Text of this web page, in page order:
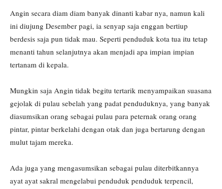
Angin secara diam diam banyak dinanti kabar nya, namun kali
ini diujung Desember pagi, ia senyap saja enggan bertiup
berdesis saja pun tidak mau. Seperti penduduk kota tua itu tetap
menanti tahun selanjutnya akan menjadi apa impian impian
tertanam di kepala.
Mungkin saja Angin tidak begitu tertarik menyampaikan suasana
gejolak di pulau sebelah yang padat penduduknya, yang banyak
diasumsikan orang sebagai pulau para peternak orang orang
pintar, pintar berkelahi dengan otak dan juga bertarung dengan
mulut tajam mereka.
Ada juga yang mengasumsikan sebagai pulau diterbitkannya
ayat ayat sakral mengelabui penduduk penduduk terpencil,